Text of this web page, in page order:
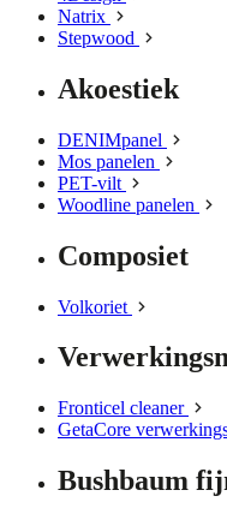
Natrix
Stepwood
Akoestiek
DENIMpanel
Mos panelen
PET-vilt
Woodline panelen
Composiet
Volkoriet
Fronticel cleaner
GetaCore
Bushbaum